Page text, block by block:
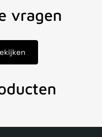
vragen
Echte winkel +35